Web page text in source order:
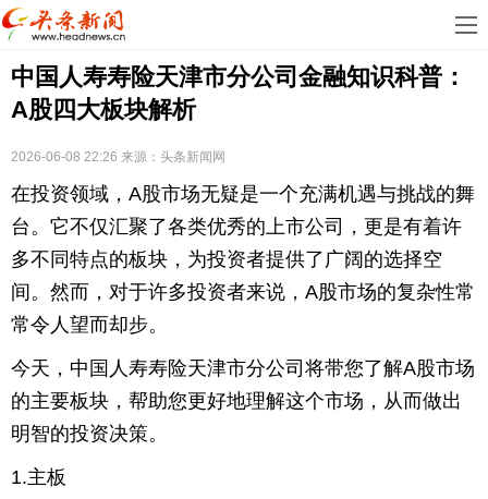
首
页
娱
乐
地
产
汽
车
教
育
健
康
生
活
时
尚
体
中国人寿寿险天津市分公司金融知识科普：
A股四大板块解析
2026-06-08 22:26 来源： 头条新闻网
在投资领域，A股市场无疑是一个充满机遇与挑战的舞
台。它不仅汇聚了各类优秀的上市公司，更是有着许
多不同特点的板块，为投资者提供了广阔的选择空
间。然而，对于许多投资者来说，A股市场的复杂性常
常令人望而却步。
今天，中国人寿寿险天津市分公司将带您了解A股市场
的主要板块，帮助您更好地理解这个市场，从而做出
明智的投资决策。
1.主板